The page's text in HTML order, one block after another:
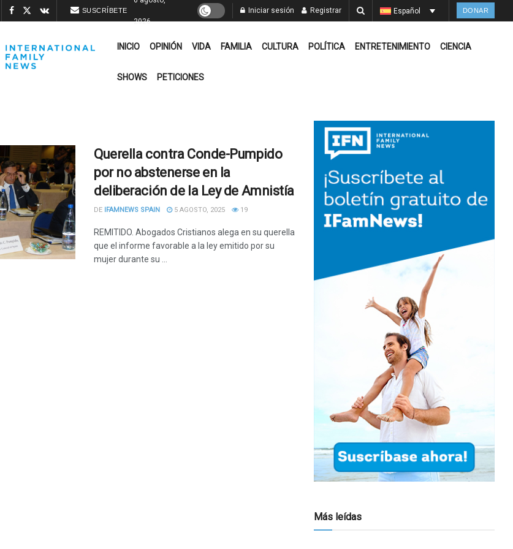
SUSCRÍBETE
2026
Iniciar sesión Registrar Español DONAR
INICIO OPINIÓN VIDA FAMILIA CULTURA POLÍTICA ENTRETENIMIENTO CIENCIA
SHOWS PETICIONES
Querella contra Conde-Pumpido
por no abstenerse en la
deliberación de la Ley de Amnistía
DE IFAMNEWS SPAIN 5 AGOSTO, 2025 19
REMITIDO. Abogados Cristianos alega en su querella
que el informe favorable a la ley emitido por su
mujer durante su ...
Más leídas